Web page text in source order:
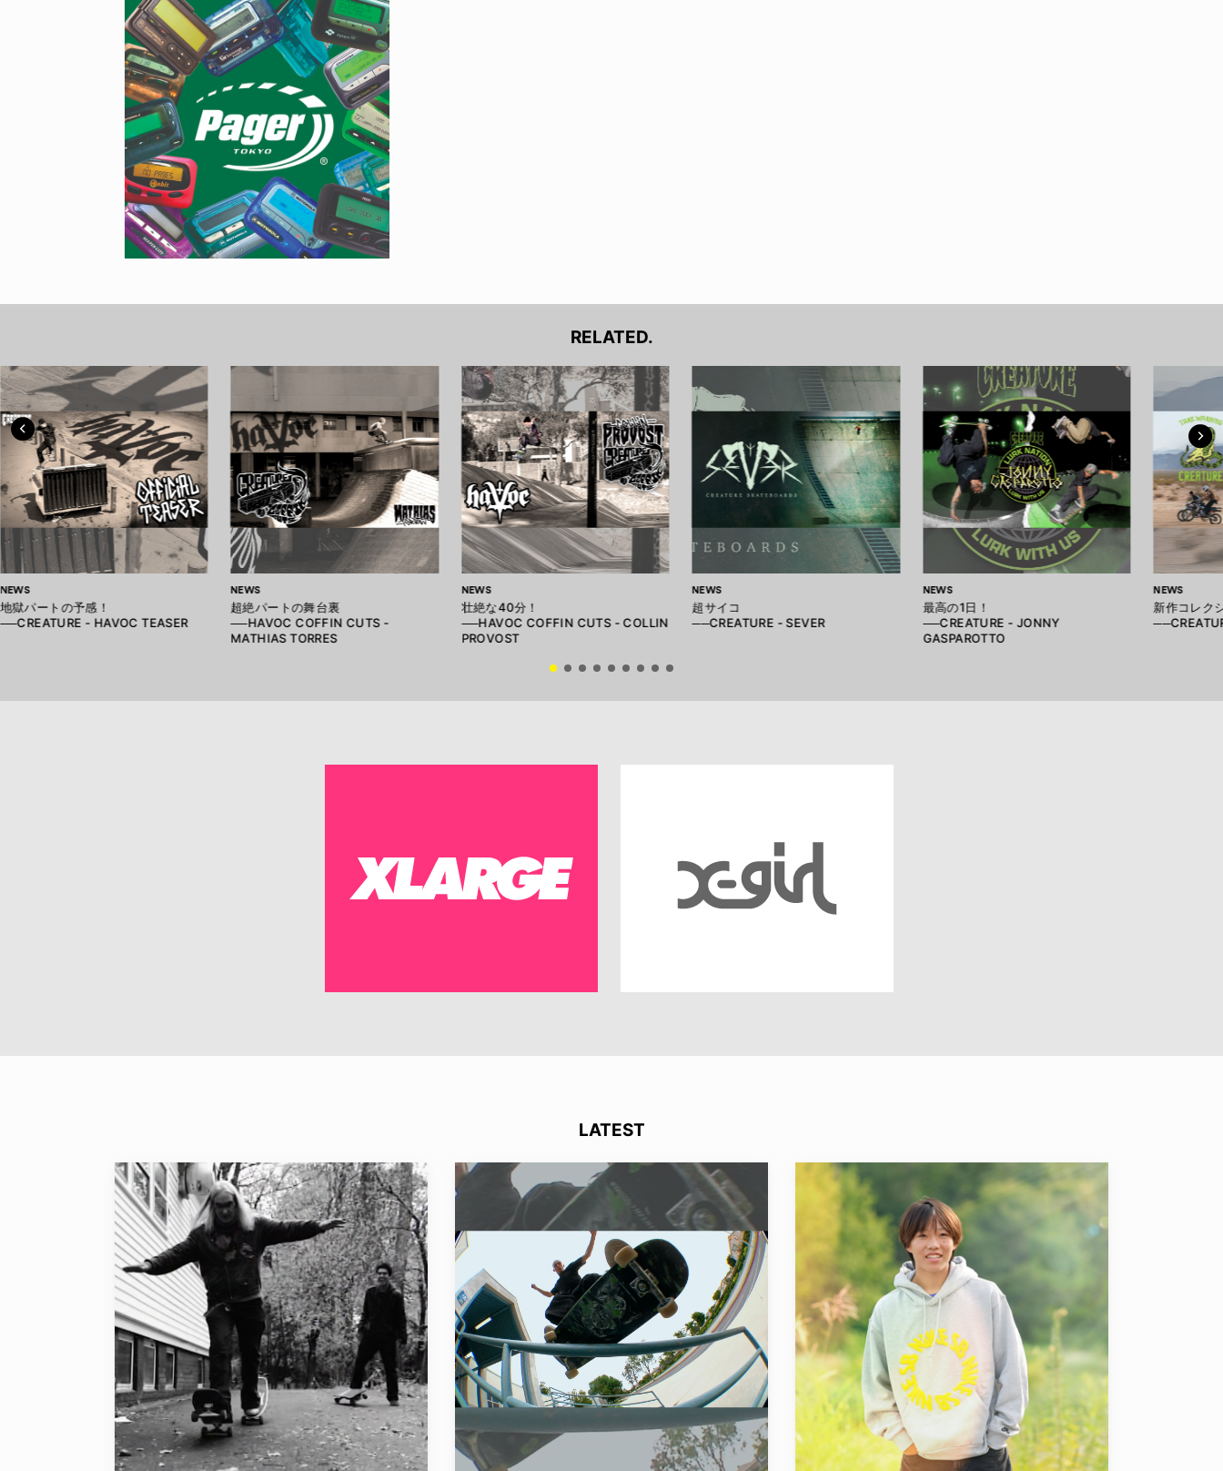
RELATED.
NEWS
地獄パートの予感！
──CREATURE - HAVOC TEASER
NEWS
超絶パートの舞台裏
──HAVOC COFFIN CUTS -
MATHIAS TORRES
NEWS
壮絶な40分！
──HAVOC COFFIN CUTS - COLLIN
PROVOST
NEWS
超サイコ
──CREATURE - SEVER
NEWS
最高の1日！
──CREATURE - JONNY
GASPAROTTO
NEWS
新作コレク
LATEST